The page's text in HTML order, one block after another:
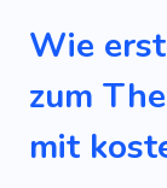
Menschheit
Problem
Wie
zum
mit